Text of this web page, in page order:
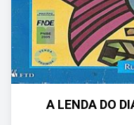
A LENDA DO